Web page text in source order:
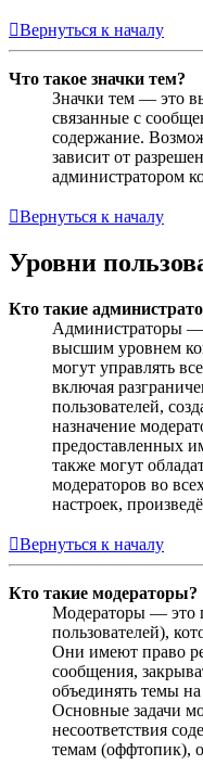
Вернуться к началу
Что такое значки тем?
Значки тем — это
связанные с
содержание.
зависит от
администратором
Вернуться к началу
Уровни
Кто такие
Администраторы —
высшим уровнем
могут управлять
включая
пользователей,
назначение
предоставленных
также могут
модераторов во
настроек,
Вернуться к началу
Кто такие модераторы?
Модераторы — это
пользователей),
Они имеют право
сообщения,
объединять темы
Основные задачи
несоответствия
темам (оффтопик),